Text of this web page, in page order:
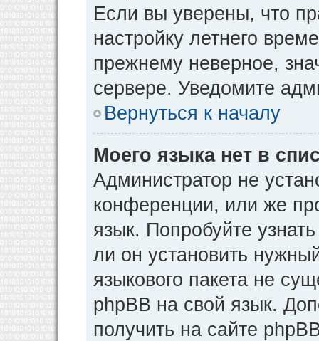
Если вы уверены, что
настройку летнего
прежнему неверное,
сервере. Уведомите
Вернуться к началу
Моего языка нет в
Администратор не
конференции, или же
язык. Попробуйте
ли он установить
языкового пакета не
phpBB на свой язык.
получить на сайте